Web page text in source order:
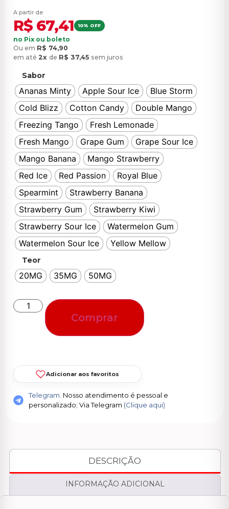
A partir de
R$67,41 10% OFF
no Pix ou boleto
Ou em R$ 74,90
em até 2x de R$ 37,45 sem juros
Sabor
Ananas Minty Apple Sour Ice
Blue Storm
Cold Blizz
Cotton Candy
Double Mango
Freezing Tango
Fresh Lemonade
Fresh Mango
Grape Gum
Grape Sour Ice
Mango Banana
Mango Strawberry
Red Ice
Red Passion
Royal Blue
Spearmint
Strawberry Banana
Strawberry Gum
Strawberry Kiwi
Strawberry Sour Ice
Watermelon Gum
Watermelon Sour Ice
Yellow Mellow
Teor
20MG 35MG 50MG
Comprar
Adicionar aos favoritos
Telegram. Nosso atendimento é pessoal e
personalizado; Via Telegram (Clique aqui)
DESCRIÇÃO
INFORMAÇÃO ADICIONAL